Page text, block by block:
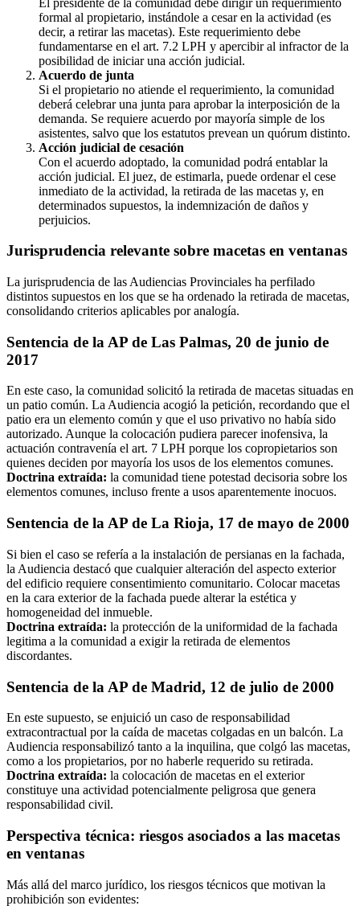
formal al propietario, instándole a cesar en la actividad (es
decir, a retirar las macetas). Este requerimiento debe
fundamentarse en el art. 7.2 LPH y apercibir al infractor de la
posibilidad de iniciar una acción judicial.
Acuerdo de junta
Si el propietario no atiende el requerimiento, la comunidad
deberá celebrar una junta para aprobar la interposición de la
demanda. Se requiere acuerdo por mayoría simple de los
asistentes, salvo que los estatutos prevean un quórum distinto.
Acción judicial de cesación
Con el acuerdo adoptado, la comunidad podrá entablar la
acción judicial. El juez, de estimarla, puede ordenar el cese
inmediato de la actividad, la retirada de las macetas y, en
determinados supuestos, la indemnización de daños y
perjuicios.
Jurisprudencia relevante sobre macetas en ventanas
La jurisprudencia de las Audiencias Provinciales ha perfilado
distintos supuestos en los que se ha ordenado la retirada de macetas,
consolidando criterios aplicables por analogía.
Sentencia de la AP de Las Palmas, 20 de junio de
2017
En este caso, la comunidad solicitó la retirada de macetas situadas en
un patio común. La Audiencia acogió la petición, recordando que el
patio era un elemento común y que el uso privativo no había sido
autorizado. Aunque la colocación pudiera parecer inofensiva, la
actuación contravenía el art. 7 LPH porque los copropietarios son
quienes deciden por mayoría los usos de los elementos comunes.
Doctrina extraída: la comunidad tiene potestad decisoria sobre los
elementos comunes, incluso frente a usos aparentemente inocuos.
Sentencia de la AP de La Rioja, 17 de mayo de 2000
Si bien el caso se refería a la instalación de persianas en la fachada,
la Audiencia destacó que cualquier alteración del aspecto exterior
del edificio requiere consentimiento comunitario. Colocar macetas
en la cara exterior de la fachada puede alterar la estética y
homogeneidad del inmueble.
Doctrina extraída: la protección de la uniformidad de la fachada
legitima a la comunidad a exigir la retirada de elementos
discordantes.
Sentencia de la AP de Madrid, 12 de julio de 2000
En este supuesto, se enjuició un caso de responsabilidad
extracontractual por la caída de macetas colgadas en un balcón. La
Audiencia responsabilizó tanto a la inquilina, que colgó las macetas,
como a los propietarios, por no haberle requerido su retirada.
Doctrina extraída: la colocación de macetas en el exterior
constituye una actividad potencialmente peligrosa que genera
responsabilidad civil.
Perspectiva técnica: riesgos asociados a las macetas
en ventanas
Más allá del marco jurídico, los riesgos técnicos que motivan la
prohibición son evidentes: